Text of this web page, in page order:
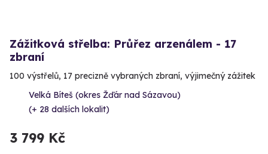
Zážitková střelba: Průřez arzenálem - 17
zbraní
100 výstřelů, 17 precizně vybraných zbraní, výjimečný zážitek
Velká Bíteš (okres Žďár nad Sázavou)
(+ 28 dalších lokalit)
3 799 Kč